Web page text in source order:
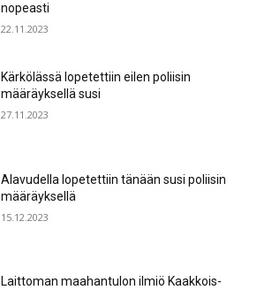
nopeasti
22.11.2023
Kärkölässä lopetettiin eilen poliisin
määräyksellä susi
27.11.2023
Alavudella lopetettiin tänään susi poliisin
määräyksellä
15.12.2023
Laittoman maahantulon ilmiö Kaakkois-